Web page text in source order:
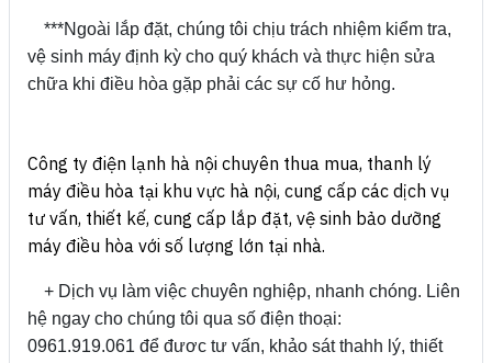
***Ngoài lắp đặt, chúng tôi chịu trách nhiệm kiểm tra,
vệ sinh máy định kỳ cho quý khách và thực hiện sửa
chữa khi điều hòa gặp phải các sự cố hư hỏng.
Công ty điện lạnh hà nội chuyên thua mua, thanh lý
máy điều hòa tại khu vực hà nội, cung cấp các dịch vụ
tư vấn, thiết kế, cung cấp lắp đặt, vệ sinh bảo dưỡng
máy điều hòa với số lượng lớn tại nhà.
+ Dịch vụ làm việc chuyên nghiệp, nhanh chóng. Liên
hệ ngay cho chúng tôi qua số điện thoại:
0961.919.061 để đươc tư vấn, khảo sát thahh lý, thiết